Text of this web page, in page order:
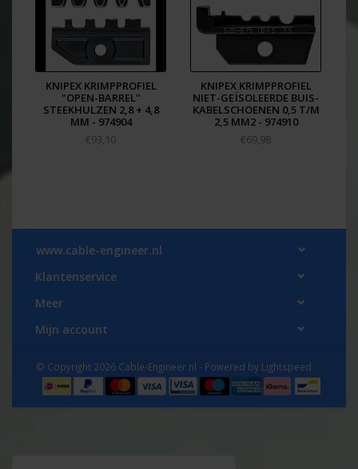
KNIPEX KRIMPPROFIEL
"OPEN-BARREL"
STEEKHULZEN 2,8 + 4,8
MM - 974904
€93,10
KNIPEX KRIMPPROFIEL
NIET-GEÏSOLEERDE BUIS-
KABELSCHOENEN 0,5 T/M
2,5 MM2 - 974910
€69,98
www.cable-engineer.nl
Klantenservice
Meer
Mijn account
© Copyright 2026 Cable-Engineer.nl - Powered by Lightspeed